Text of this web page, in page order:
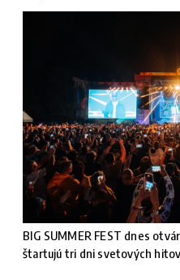
BIG SUMMER FEST dnes
štartujú tri dni svetových